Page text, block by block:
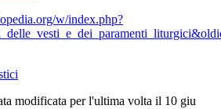
w/index.php?
modificata per l'ultima volta il 10 giu